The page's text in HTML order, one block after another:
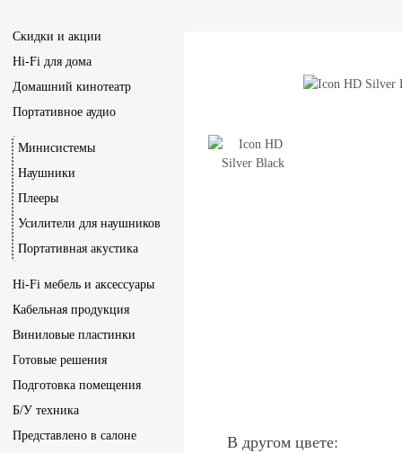
Скидки и акции
Hi-Fi для дома
Домашний кинотеатр
Портативное аудио
Минисистемы
Наушники
Плееры
Усилители для наушников
Портативная акустика
Hi-Fi мебель и аксессуары
Кабельная продукция
Виниловые пластинки
Готовые решения
Подготовка помещения
Б/У техника
Представлено в салоне
В другом цвете: